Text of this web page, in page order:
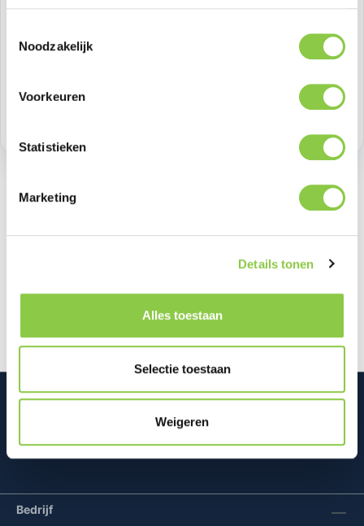
Noodzakelijk
Voorkeuren
Statistieken
Marketing
Details tonen
Alles toestaan
Selectie toestaan
Weigeren
Producthoeveelheid: Voer de
Productnummer:
Beschrijving
Houd het zomergevoel altijd bij je met deze
Bedrijf